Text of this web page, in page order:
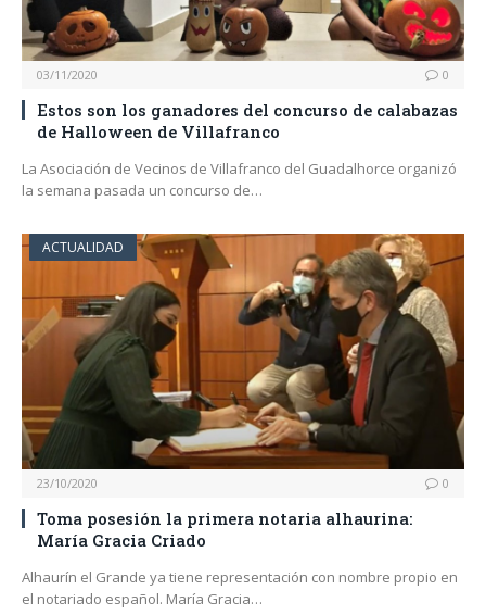
03/11/2020 0
Estos son los ganadores del concurso de calabazas
de Halloween de Villafranco
La Asociación de Vecinos de Villafranco del Guadalhorce organizó
la semana pasada un concurso de…
ACTUALIDAD
23/10/2020 0
Toma posesión la primera notaria alhaurina:
María Gracia Criado
Alhaurín el Grande ya tiene representación con nombre propio en
el notariado español. María Gracia…